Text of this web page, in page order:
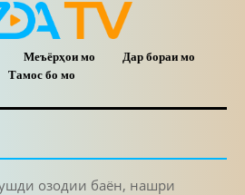
Меъёрҳои мо
Дар бораи мо
Тамос бо мо
озодии баён, нашри